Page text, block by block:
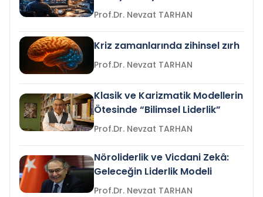
Prof.Dr. Nevzat TARHAN
Kriz zamanlarında zihinsel zırh
Prof.Dr. Nevzat TARHAN
Klasik ve Karizmatik Modellerin
Ötesinde “Bilimsel Liderlik”
Prof.Dr. Nevzat TARHAN
Nöroliderlik ve Vicdani Zekâ:
Geleceğin Liderlik Modeli
Prof.Dr. Nevzat TARHAN